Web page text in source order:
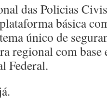
das Policias
básica
único de
regional com base
Federal.